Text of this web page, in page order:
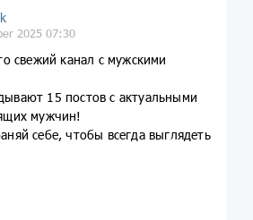
2025 07:30
свежий канал с мужскими
15 постов с актуальными
мужчин!
себе, чтобы всегда выглядеть